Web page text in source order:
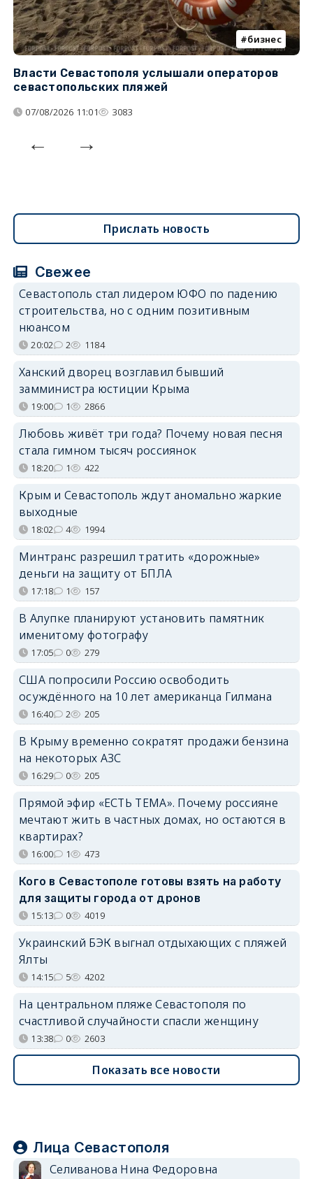
бизнес
Власти Севастополя услышали операторов
севастопольских пляжей
07/08/2026 11:01 3083
Прислать новость
Свежее
Севастополь стал лидером ЮФО по падению
строительства, но с одним позитивным
нюансом
20:02 2 1184
Ханский дворец возглавил бывший
замминистра юстиции Крыма
19:00 1 2866
Любовь живёт три года? Почему новая песня
стала гимном тысяч россиянок
18:20 1 422
Крым и Севастополь ждут аномально жаркие
выходные
18:02 4 1994
Минтранс разрешил тратить «дорожные»
деньги на защиту от БПЛА
17:18 1 157
В Алупке планируют установить памятник
именитому фотографу
17:05 0 279
США попросили Россию освободить
осуждённого на 10 лет американца Гилмана
16:40 2 205
В Крыму временно сократят продажи бензина
на некоторых АЗС
16:29 0 205
Прямой эфир «ЕСТЬ ТЕМА». Почему россияне
мечтают жить в частных домах, но остаются в
квартирах?
16:00 1 473
Кого в Севастополе готовы взять на работу
для защиты города от дронов
15:13 0 4019
Украинский БЭК выгнал отдыхающих с пляжей
Ялты
14:15 5 4202
На центральном пляже Севастополя по
счастливой случайности спасли женщину
13:38 0 2603
Показать все новости
Лица Севастополя
Селиванова Нина Федоровна